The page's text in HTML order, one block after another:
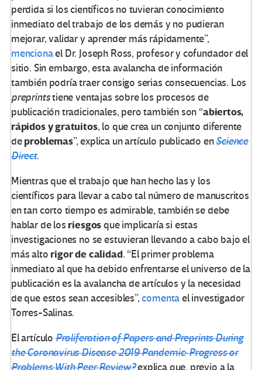
perdida si los científicos no tuvieran conocimiento
inmediato del trabajo de los demás y no pudieran
mejorar, validar y aprender más rápidamente”,
mencionael Dr. Joseph Ross, profesor y cofundador del
sitio. Sin embargo, esta avalancha de información
también podría traer consigo serias consecuencias. Los
preprintstiene ventajas sobre los procesos de
publicación tradicionales, pero también son “abiertos,
rápidos y gratuitos, lo que crea un conjunto diferente
deproblemas”, explica un artículo publicado enScience
Direct.
Mientras que el trabajo que han hecho las y los
científicos para llevar a cabo tal número de manuscritos
en tan corto tiempo es admirable, también se debe
hablar de los riesgosque implicaría si estas
investigaciones no se estuvieran llevando a cabo bajo el
más alto rigor de calidad. “El primer problema
inmediato al que ha debido enfrentarse el universo de la
publicación es la avalancha de artículos y la necesidad
de que estos sean accesibles”,comentael investigador
Torres-Salinas.
El artículoProliferation of Papers and Preprints During
the Coronavirus Disease 2019 Pandemic: Progress or
Problems With Peer Review?explica que, previo a la